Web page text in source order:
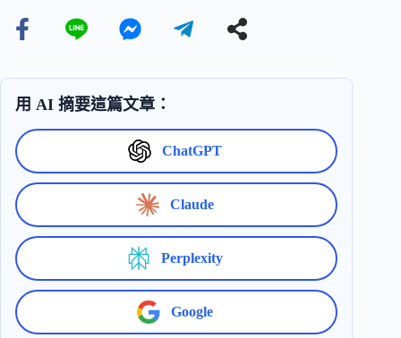
用 AI 摘要這篇文章：
ChatGPT
Claude
Perplexity
Google